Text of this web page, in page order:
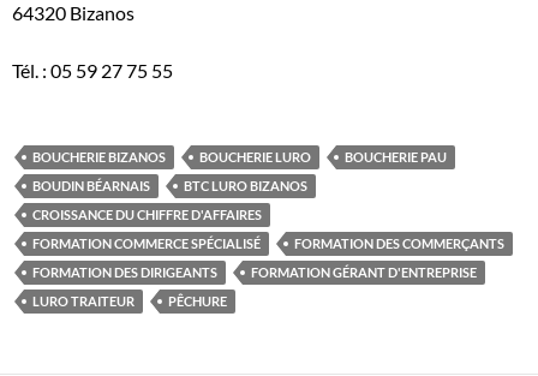
64320 Bizanos
Tél. : 05 59 27 75 55
BOUCHERIE BIZANOS BOUCHERIE LURO
BOUCHERIE PAU
BOUDIN BÉARNAIS
BTC LURO BIZANOS
CROISSANCE DU CHIFFRE D'AFFAIRES
FORMATION COMMERCE SPÉCIALISÉ
FORMATION DES COMMERÇANTS
FORMATION DES DIRIGEANTS
FORMATION GÉRANT D'ENTREPRISE
LURO TRAITEUR
PÊCHURE